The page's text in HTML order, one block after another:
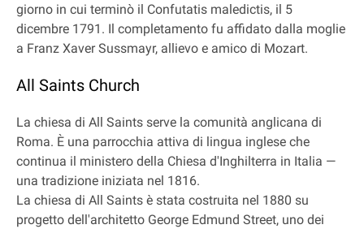
giorno in cui terminò il Confutatis maledictis, il 5
dicembre 1791. Il completamento fu affidato dalla moglie
a Franz Xaver Sussmayr, allievo e amico di Mozart.
All Saints Church
La chiesa di All Saints serve la comunità anglicana di
Roma. È una parrocchia attiva di lingua inglese che
continua il ministero della Chiesa d'Inghilterra in Italia —
una tradizione iniziata nel 1816.
La chiesa di All Saints è stata costruita nel 1880 su
progetto dell'architetto George Edmund Street, uno dei